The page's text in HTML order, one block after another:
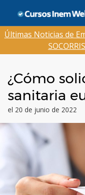
contenido
Últimas Noticias de
¿Cómo
sanitaria
el 20 de junio de 2022